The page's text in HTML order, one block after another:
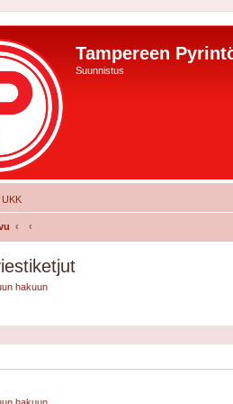
Tampereen
Suunnistus
UKK
hakuun
hakuun